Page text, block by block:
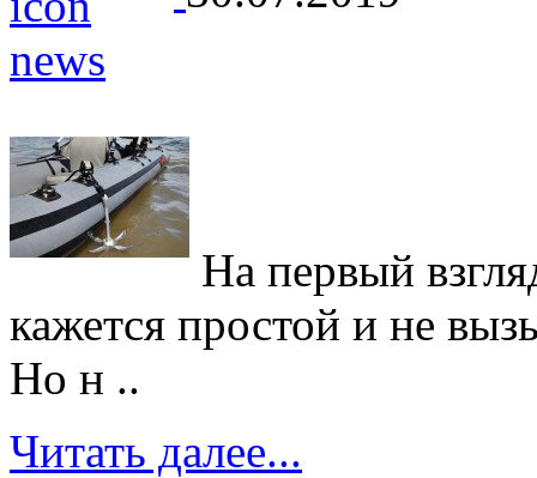
На первый
кажется простой и не
Но н ..
Читать далее...